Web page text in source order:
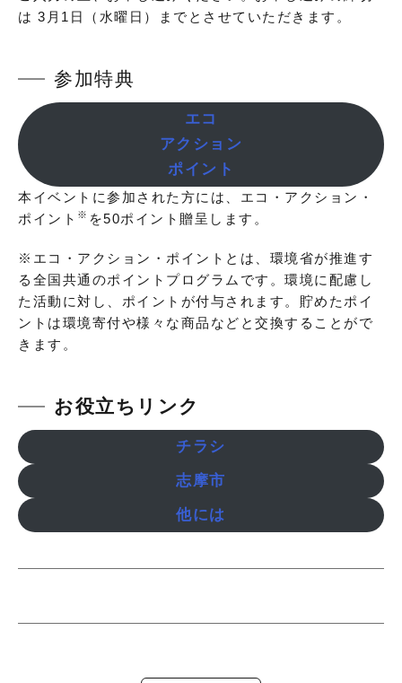
は 3月1日（水曜日） までとさせていただきます。
参加特典
エコ
アクション
ポイント
本イベントに参加された方には、エコ・アクション・
ポイント ※ を50ポイント贈呈します。
※エコ・アクション・ポイントとは、環境省が推進す
る全国共通のポイントプログラムです。環境に配慮し
た活動に対し、ポイントが付与されます。貯めたポイ
ントは環境寄付や様々な商品などと交換することがで
きます。
お役立ちリンク
チラシ
志摩市
他には